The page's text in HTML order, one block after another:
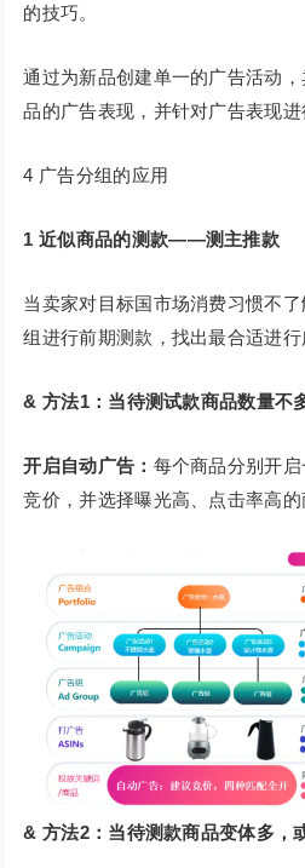
的技巧。
通过为新品创建单一的广告活动
品的广告表现，并针对广告表现进
4 广告分组的应用
1 近似商品的测款——测主推款
当卖家对目标国市场消费习惯不
组进行前期测款，找出最合适进行
& 方法1：当待测试款商品数量不
开启自动广告： 每个商品分别开
竞价，并选择曝光高、点击率高的
& 方法2：当待测款商品变体多，